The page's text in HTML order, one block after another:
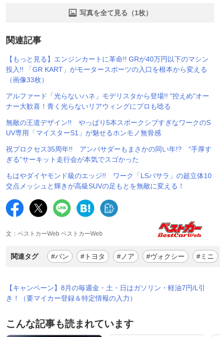
写真を全て見る（1枚）
関連記事
【もっと見る】エンジンカートに革命!! GRが40万円以下のマシン
投入!! 「GR KART」がモータースポーツの入口を根本から変える
（画像33枚）
アルファード「光らないハネ」モデリスタから登場!! "控えめ"オー
ナー大歓喜！青く光らないリアウィングにプロも唸る
無敵の王道デザイン!! やっぱり5本スポークシブすぎなワークのS
UV専用「マイスターS1」が魅せるホンモノ無骨感
祝プロクセス35周年!! アンバサダーもまさかの同い年!? “手厚す
ぎる”サーキット走行会が本気でスゴかった
もはやダイヤモンド級のエッジ!! ワーク「LSバサラ」の超立体10
交点メッシュと輝きが高級SUVの足もとを無敵に変える！
文：ベストカーWeb ベストカーWeb
関連タグ #バン #トヨタ #ノア #ヴォクシー #ミニ
【キャンペーン】8月の毎週金・土・日はガソリン・軽油7円/L引
き！（要マイカー登録＆特定情報の入力）
こんな記事も読まれています